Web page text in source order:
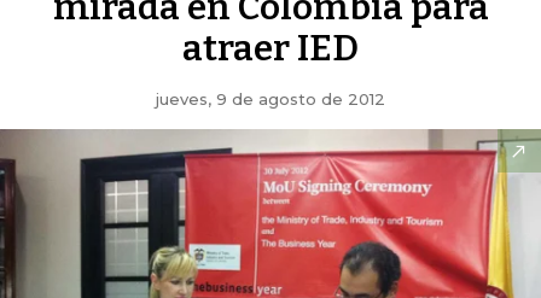
atraer IED
jueves, 9 de agosto de 2012